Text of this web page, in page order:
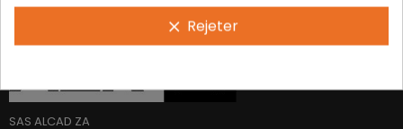
SAS ALCAD ZA
clear Rejeter